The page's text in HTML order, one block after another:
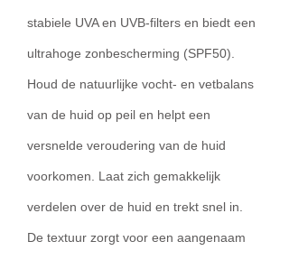
stabiele UVA en UVB-filters en biedt een
ultrahoge zonbescherming (SPF50).
Houd de natuurlijke vocht- en vetbalans
van de huid op peil en helpt een
versnelde veroudering van de huid
voorkomen. Laat zich gemakkelijk
verdelen over de huid en trekt snel in.
De textuur zorgt voor een aangenaam